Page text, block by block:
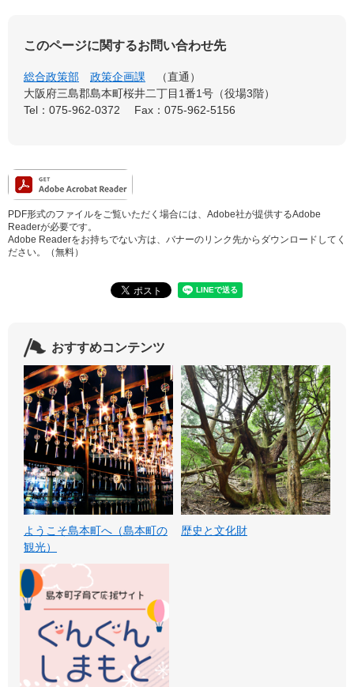
このページに関するお問い合わせ先
総合政策部 政策企画課
直通
大阪府三島郡島本町桜井二丁目1番1号（役場3階）
Tel：075-962-0372
Fax：075-962-5156
PDF形式のファイルをご覧いただく場合には、Adobe社が提供するAdobe
Readerが必要です。
Adobe Readerをお持ちでない方は、バナーのリンク先からダウンロードしてく
ださい。（無料）
おすすめコンテンツ
ようこそ島本町へ（島本町の
観光）
歴史と文化財